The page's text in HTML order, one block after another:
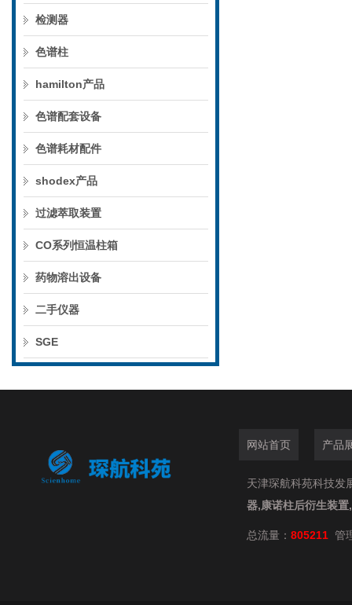
检测器
色谱柱
hamilton产品
色谱配套设备
色谱耗材配件
shodex产品
过滤萃取装置
CO系列恒温柱箱
药物溶出设备
二手仪器
SGE
网站首页 产品
天津琛航科苑科技发
器,康诺柱后衍生装
总流量： 805211 管